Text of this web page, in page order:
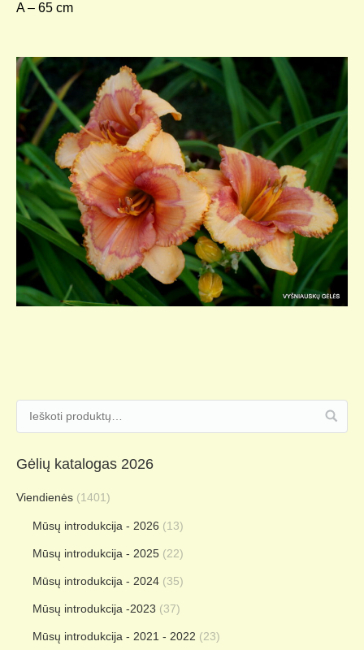
A – 65 cm
Gėlių katalogas 2026
Viendienės (1401)
Mūsų introdukcija - 2026 (13)
Mūsų introdukcija - 2025 (22)
Mūsų introdukcija - 2024 (35)
Mūsų introdukcija -2023 (37)
Mūsų introdukcija - 2021 - 2022 (23)